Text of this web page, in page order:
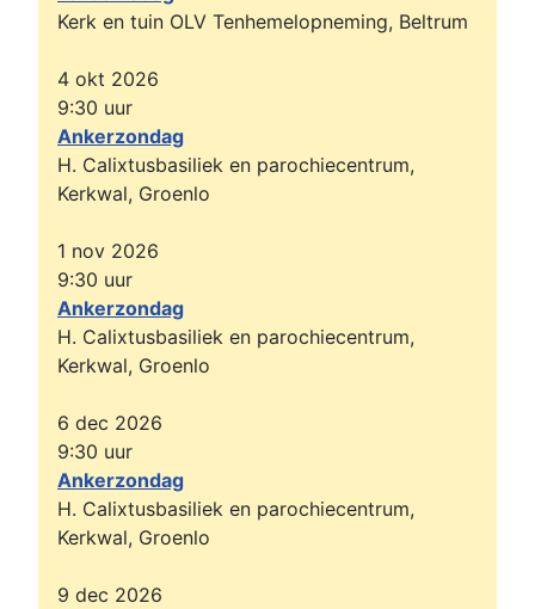
Kerk en tuin OLV Tenhemelopneming, Beltrum
4 okt 2026
9:30 uur
Ankerzondag
H. Calixtusbasiliek en parochiecentrum,
Kerkwal, Groenlo
1 nov 2026
9:30 uur
Ankerzondag
H. Calixtusbasiliek en parochiecentrum,
Kerkwal, Groenlo
6 dec 2026
9:30 uur
Ankerzondag
H. Calixtusbasiliek en parochiecentrum,
Kerkwal, Groenlo
9 dec 2026